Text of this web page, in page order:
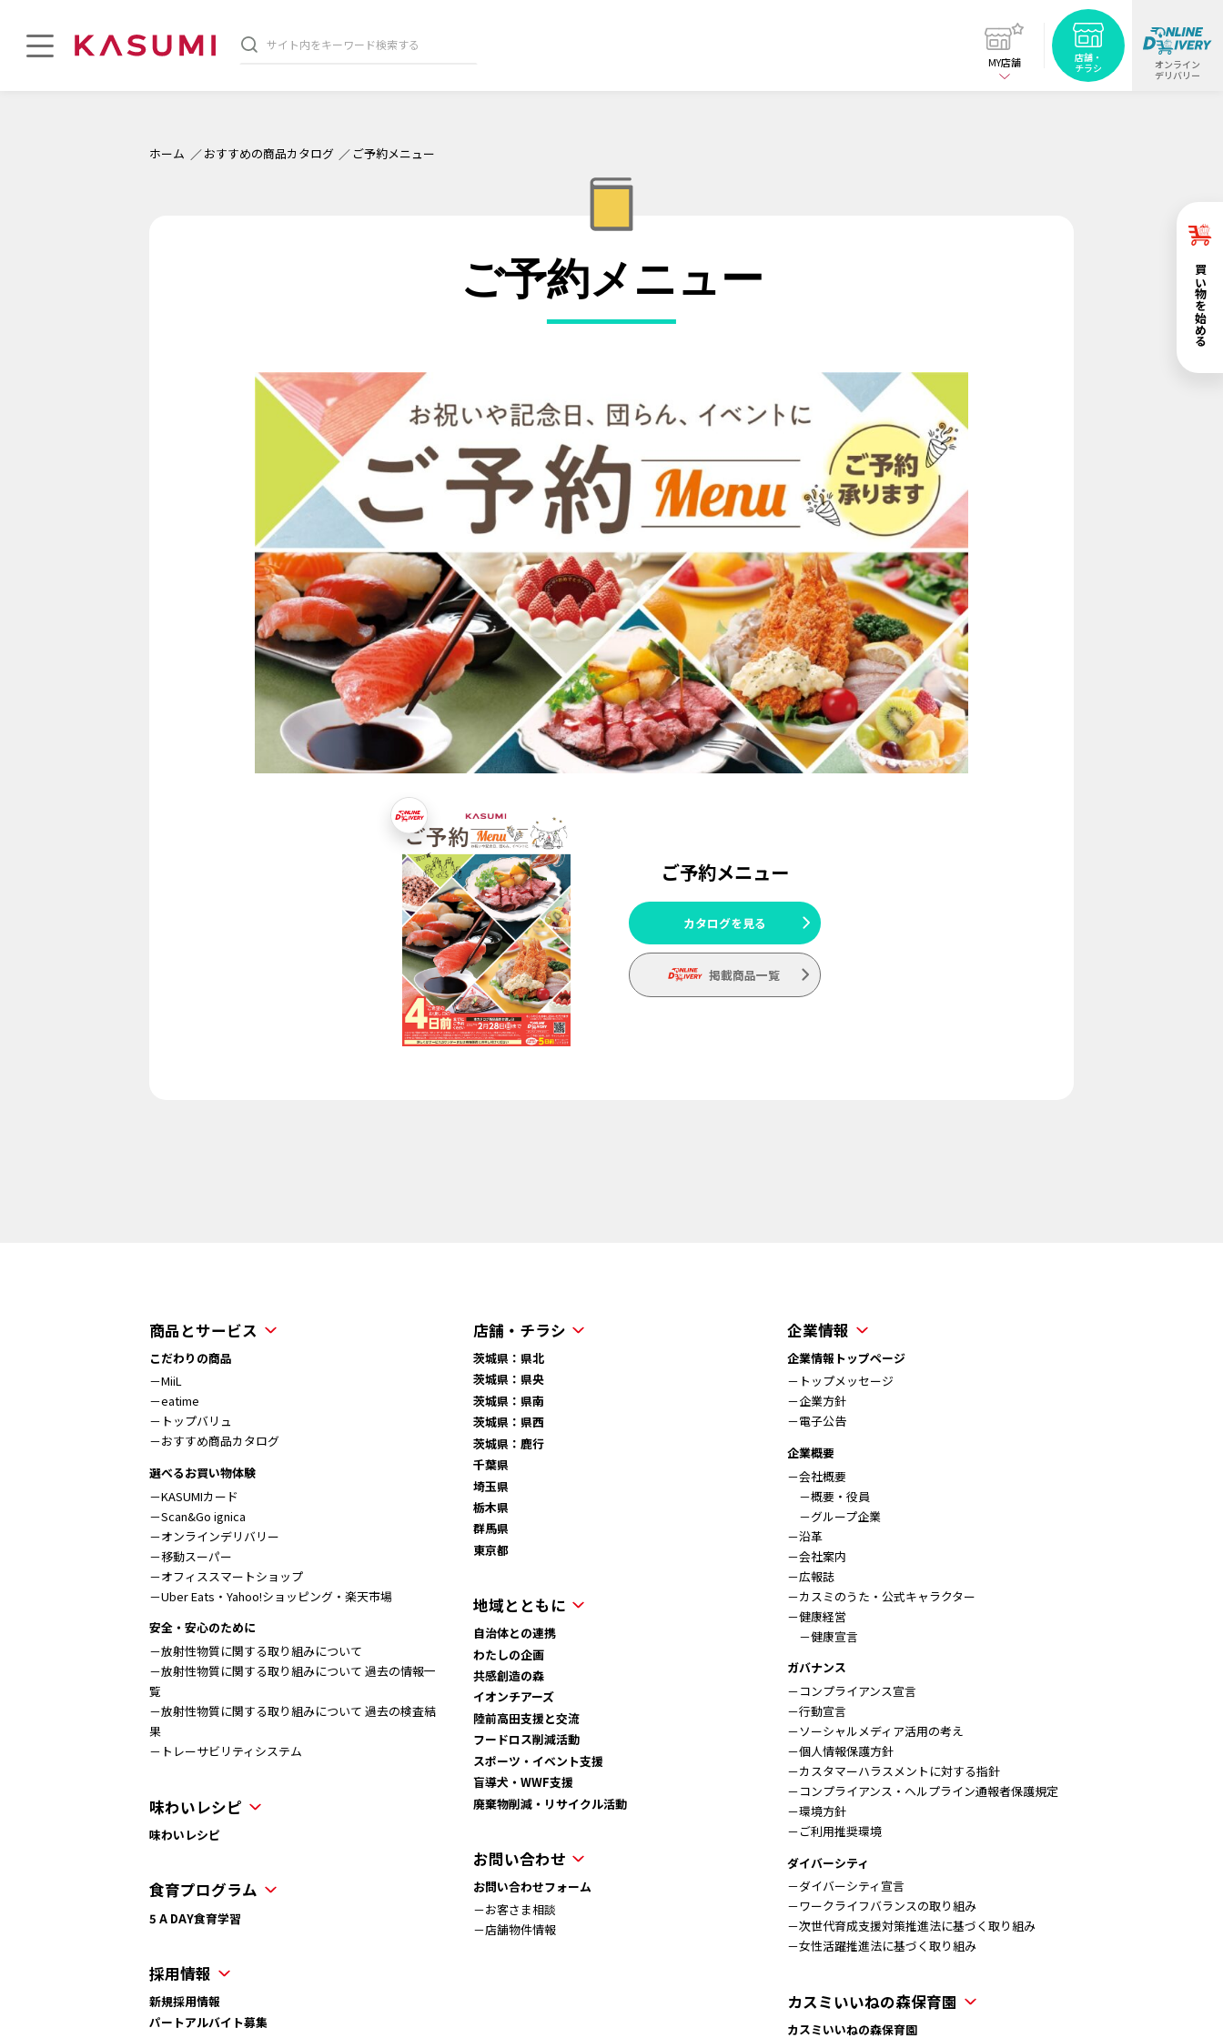
MY店舗
店舗・
チラシ
オンライン
デリバリー
お買い物を始める
ホーム おすすめの商品カタログ ご予約メニュー
ご予約メニュー
ご予約メニュー
カタログを見る
掲載商品一覧
商品とサービス
こだわりの商品
－MiiL
－eatime
－トップバリュ
－おすすめ商品カタログ
選べるお買い物体験
－KASUMIカード
－Scan&Go ignica
－オンラインデリバリー
－移動スーパー
－オフィススマートショップ
－Uber Eats・Yahoo!ショッピング・楽天市場
安全・安心のために
－放射性物質に関する取り組みについて
－放射性物質に関する取り組みについて 過去の情報一
覧
－放射性物質に関する取り組みについて 過去の検査結
果
－トレーサビリティシステム
味わいレシピ
味わいレシピ
食育プログラム
5 A DAY食育学習
採用情報
新規採用情報
パートアルバイト募集
店舗・チラシ
茨城県：県北
茨城県：県央
茨城県：県南
茨城県：県西
茨城県：鹿行
千葉県
埼玉県
栃木県
群馬県
東京都
地域とともに
自治体との連携
わたしの企画
共感創造の森
イオンチアーズ
陸前高田支援と交流
フードロス削減活動
スポーツ・イベント支援
盲導犬・WWF支援
廃棄物削減・リサイクル活動
お問い合わせ
お問い合わせフォーム
－お客さま相談
－店舗物件情報
企業情報
企業情報トップページ
－トップメッセージ
－企業方針
－電子公告
企業概要
－会社概要
－概要・役員
－グループ企業
－沿革
－会社案内
－広報誌
－カスミのうた・公式キャラクター
－健康経営
－健康宣言
ガバナンス
－コンプライアンス宣言
－行動宣言
－ソーシャルメディア活用の考え
－個人情報保護方針
－カスタマーハラスメントに対する指針
－コンプライアンス・ヘルプライン通報者保護規定
－環境方針
－ご利用推奨環境
ダイバーシティ
－ダイバーシティ宣言
－ワークライフバランスの取り組み
－次世代育成支援対策推進法に基づく取り組み
－女性活躍推進法に基づく取り組み
カスミいいねの森保育園
カスミいいねの森保育園